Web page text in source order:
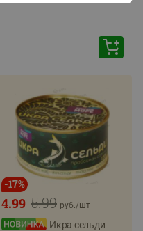
-17%
5.99
4.99 руб./шт
Икра сельди